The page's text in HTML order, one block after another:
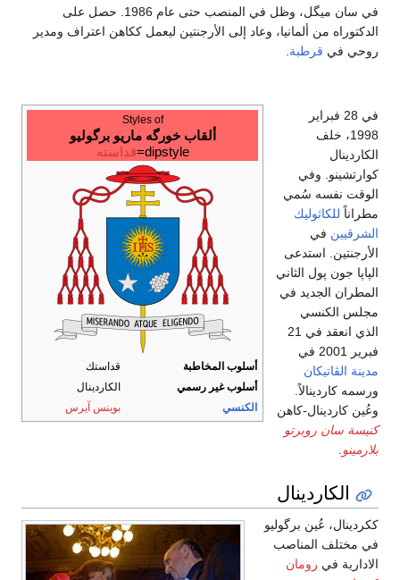
في سان ميگل، وظل في المنصب حتى عام 1986. حصل على
الدكتوراه من ألمانيا، وعاد إلى الأرجنتين ليعمل ككاهن اعتراف ومدير
روحي في قرطبة
Styles of
ألقاب خورگه ماريو برگوليو
dipstyle= قداسته
أسلوب المخاطبة
قداستك
أسلوب غير رسمي
الكاردينال
الكنسي
بوينس آيرس
في 28 فبراير
1998، خلف
الكاردينال
كوارتشينو. وفي
الوقت نفسه سُمي
مطراناً للكاثوليك
الشرقيين في
الأرجنتين. استدعى
الپاپا جون پول الثاني
المطران الجديد في
مجلس الكنسي
الذي انعقد في 21
فبرير 2001 في
مدينة الڤاتيكان
ورسمه كاردينالاً.
وعُين كاردينال-كاهن
كنيسة سان روبرتو
بلارمينو
الكاردينال
ككردينال، عُين برگوليو
في مختلف المناصب
الادارية في رومان